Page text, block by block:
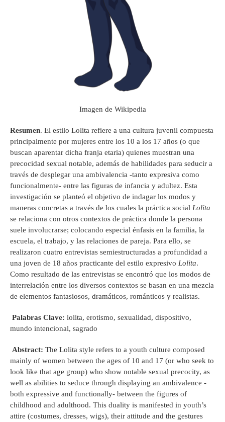
Imagen de Wikipedia
Resumen. El estilo Lolita refiere a una cultura juvenil compuesta
principalmente por mujeres entre los 10 a los 17 años (o que
buscan aparentar dicha franja etaria) quienes muestran una
precocidad sexual notable, además de habilidades para seducir a
través de desplegar una ambivalencia -tanto expresiva como
funcionalmente- entre las figuras de infancia y adultez. Esta
investigación se planteó el objetivo de indagar los modos y
maneras concretas a través de los cuales la práctica social Lolita
se relaciona con otros contextos de práctica donde la persona
suele involucrarse; colocando especial énfasis en la familia, la
escuela, el trabajo, y las relaciones de pareja. Para ello, se
realizaron cuatro entrevistas semiestructuradas a profundidad a
una joven de 18 años practicante del estilo expresivo Lolita.
Como resultado de las entrevistas se encontró que los modos de
interrelación entre los diversos contextos se basan en una mezcla
de elementos fantasiosos, dramáticos, románticos y realistas.
Palabras Clave: lolita, erotismo, sexualidad, dispositivo,
mundo intencional, sagrado
Abstract: The Lolita style refers to a youth culture composed
mainly of women between the ages of 10 and 17 (or who seek to
look like that age group) who show notable sexual precocity, as
well as abilities to seduce through displaying an ambivalence -
both expressive and functionally- between the figures of
childhood and adulthood. This duality is manifested in youth’s
attire (costumes, dresses, wigs), their attitude and the gestures